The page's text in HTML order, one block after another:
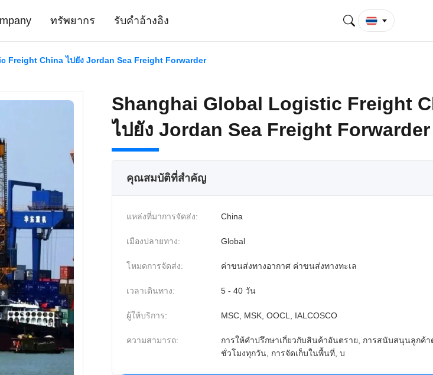
ทรัพยากร รับคําอ้างอิง
Freight China ไปยัง Jordan Sea Freight Forwarder
Shanghai Global Logistic Freight
ไปยัง Jordan Sea Freight Forwarder
คุณสมบัติที่สำคัญ
แหล่งที่มาการจัดส่ง: China
เมืองปลายทาง: Global
โหมดการจัดส่ง: ค่าขนส่งทางอากาศ ค่าขนส่งทางทะเล
เวลาเดินทาง: 5 - 40 วัน
ผู้ให้บริการ: MSC, MSK, OOCL, IALCOSCO
ความสามารถ:
การให้คำปรึกษาเกี่ยวกับสินค้าอันตราย, การสนับสนุนลูกค้า
ชั่วโมงทุกวัน, การจัดเก็บในพื้นที่, บ